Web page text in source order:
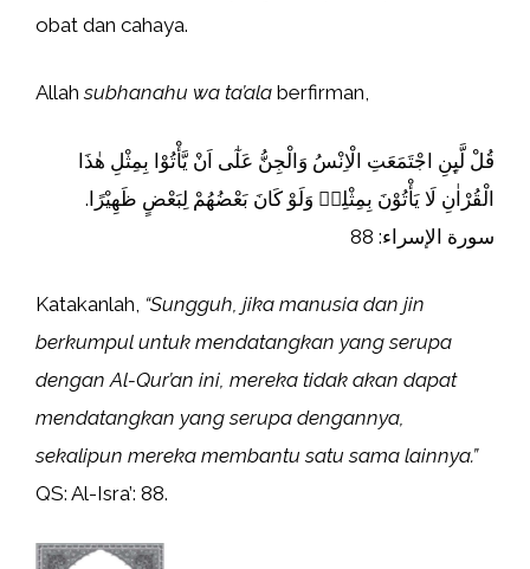
obat dan cahaya.
Allahsubhanahu wa ta’ala berfirman,
قُلْ لَّىِٕنِ اجْتَمَعَتِ الْاِنْسُ وَالْجِنُّ عَلٰٓى اَنْ يَّأْتُوْا بِمِثْلِ هٰذَا
الْقُرْاٰنِ لَا يَأْتُوْنَ بِمِثْلِهٖ وَلَوْ كَانَ بَعْضُهُمْ لِبَعْضٍ ظَهِيْرًا.
سورة الإسراء: 88
Katakanlah, “Sungguh, jika manusia dan jin
berkumpul untuk mendatangkan yang serupa
dengan Al-Qur’an ini, mereka tidak akan dapat
mendatangkan yang serupa dengannya,
sekalipun mereka membantu satu sama lainnya.”
QS: Al-Isra’: 88.